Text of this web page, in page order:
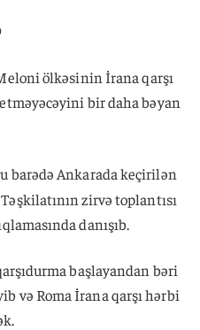
ölkəsinin İrana qarşı
bir daha bəyan
barədə Ankarada keçirilən
zirvə toplantısı
danışıb.
başlayandan bəri
və Roma İrana qarşı hərbi